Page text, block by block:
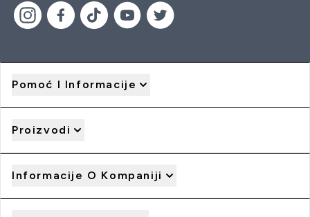
Pomoć I Informacije
Proizvodi
Informacije O Kompaniji